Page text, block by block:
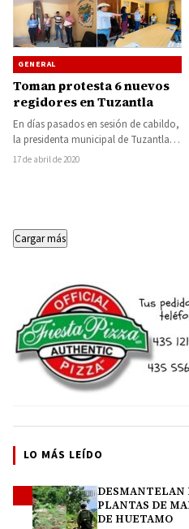
GENERAL
Toman protesta 6 nuevos
regidores en Tuzantla
En días pasados en sesión de cabildo,
la presidenta municipal de Tuzantla
Jazmín Arroyo Martínez, tomó
17 de abril de 2020
Cargar más
LO MÁS LEÍDO
DESMANTELAN
PLANTAS DE
DE HUETAMO